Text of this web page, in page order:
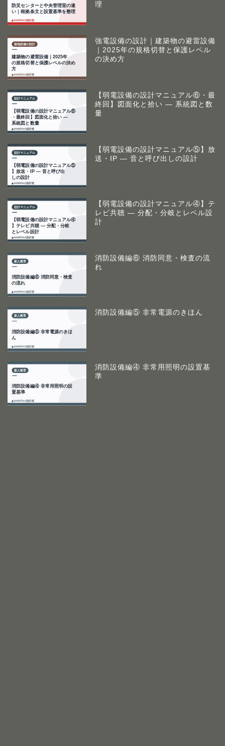
理
強電設備の設計｜建築物の避雷設備
｜2025年の規格切替と保護レベル
の決め方
【弱電設備の設計マニュアル⑥・最
終回】図面化と拾い ― 系統図と数
量
【弱電設備の設計マニュアル⑤】放
送・IP ― 音と呼び出しの設計
【弱電設備の設計マニュアル④】テ
レビ共聴 ― 分配・分岐とレベル設
計
消防設備編⑥ 消防同意・検査の流
れ
消防設備編⑤ 非常電源のきほん
消防設備編④ 非常用照明の設置基
準